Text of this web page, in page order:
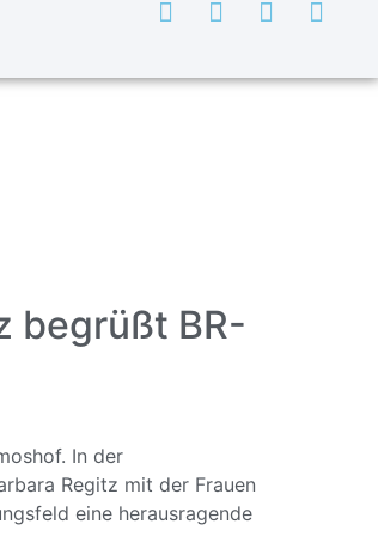
begrüßt BR-
In der
Regitz mit der Frauen
eine herausragende